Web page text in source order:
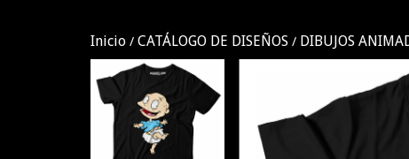
Inicio / CATÁLOGO DE DISEÑOS / DIBUJOS